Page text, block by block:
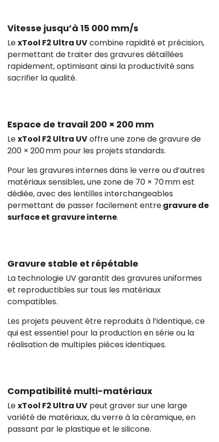
442,00 €
324,17 €
Vitesse jusqu’à 15 000 mm/s
LexTool F2 Ultra UVcombine rapidité et précision,
permettant de traiter des gravures détaillées
rapidement, optimisant ainsi la productivité sans
sacrifier la qualité.
Espace de travail 200 × 200 mm
LexTool F2 Ultra UVoffre une zone de gravure de
200 × 200 mm pour les projets standards.
Pour les gravures internes dans le verre ou d’autres
matériaux sensibles, une zone de 70 × 70 mm est
dédiée, avec des lentilles interchangeables
permettant de passer facilement entregravure de
surface et gravure interne.
Gravure stable et répétable
La technologie UV garantit des gravures uniformes
et reproductibles sur tous les matériaux
compatibles.
Les projets peuvent être reproduits à l’identique, ce
qui est essentiel pour la production en série ou la
réalisation de multiples pièces identiques.
Compatibilité multi-matériaux
LexTool F2 Ultra UV peut graver sur une large
variété de matériaux, du verre à la céramique, en
passant par le plastique et le silicone.